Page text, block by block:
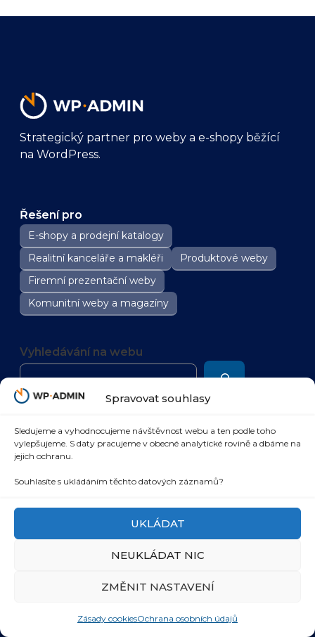
Spravovat souhlasy
Sledujeme a vyhodnocujeme návštěvnost webu a ten podle toho
vylepšujeme. S daty pracujeme v obecné analytické rovině a dbáme na
jejich ochranu.
Souhlasíte s ukládáním těchto datových záznamů?
UKLÁDAT
NEUKLÁDAT NIC
ZMĚNIT NASTAVENÍ
Zásady cookiesOchrana osobních údajů
Strategický partner pro weby a e-shopy běžící
na WordPress.
Řešení pro
E-shopy a prodejní katalogy
Realitní kanceláře a makléři
Produktové weby
Firemní prezentační weby
Komunitní weby a magazíny
Vyhledávání na webu
Fakturační a kontaktní údaje
pomoc@wp-admin.cz
IČ: 05985480
Dolní náměstí 305/21, Opava 746 01
Správa WordPress
WooCommerce
Případové studie
Spolupracujeme